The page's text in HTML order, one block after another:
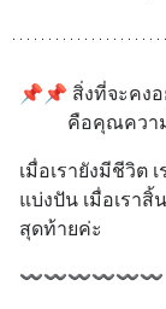
📌📌 สิ่งที่จะคง
คื
เมื่อเรายังมีชีวิต
แบ่งปัน เมื่อเรา
สุดท้ายค่ะ
〰️〰️〰️〰️〰️〰️